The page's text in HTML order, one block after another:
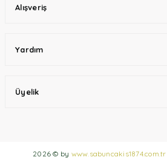
Alışveriş
Yardım
Üyelik
2026 © by www.sabuncakis1874.com.tr